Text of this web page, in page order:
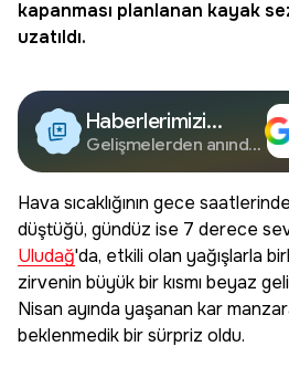
kapanması planlanan kayak
uzatıldı.
Haberlerimizi
Google'da Takip
Edin
Gelişmelerden anında
Hava sıcaklığının gece
düştüğü, gündüz ise 7 derece
Uludağ'da, etkili olan yağışlarla
zirvenin büyük bir kısmı beyaz
Nisan ayında yaşanan kar
beklenmedik bir sürpriz oldu.